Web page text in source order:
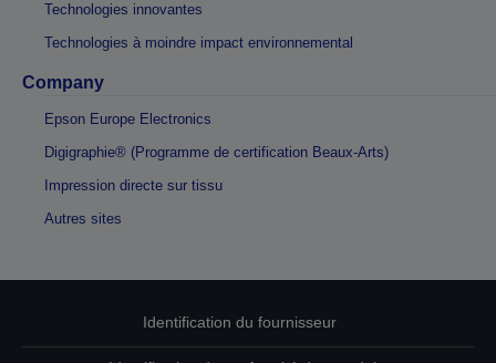
Technologies innovantes
Technologies à moindre impact environnemental
Company
Epson Europe Electronics
Digigraphie® (Programme de certification Beaux-Arts)
Impression directe sur tissu
Autres sites
Identification du fournisseur